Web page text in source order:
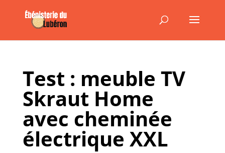
Test : meuble TV
Skraut Home
avec cheminée
électrique XXL